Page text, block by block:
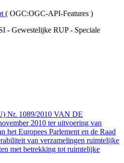
( OGC:OGC-API-Features )
- Gewestelijke RUP - Speciale
Nr. 1089/2010 VAN DE
2010 ter uitvoering van
het Europees Parlement en de Raad
van verzamelingen ruimtelijke
met betrekking tot ruimtelijke